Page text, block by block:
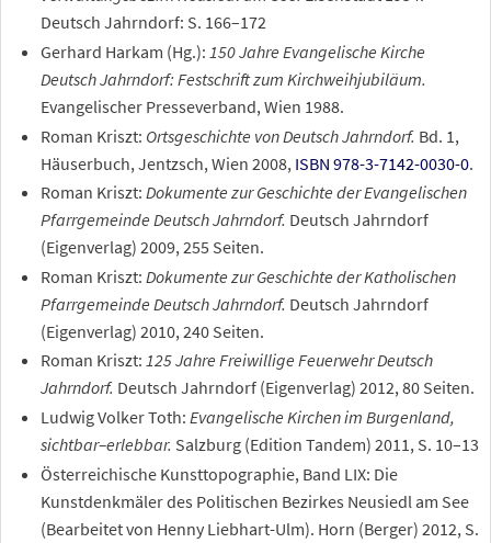
Deutsch Jahrndorf: S. 166–172
Gerhard Harkam (Hg.): 150 Jahre Evangelische Kirche
Deutsch Jahrndorf: Festschrift zum Kirchweihjubiläum.
Evangelischer Presseverband, Wien 1988.
Roman Kriszt: Ortsgeschichte von Deutsch Jahrndorf. Bd. 1,
Häuserbuch, Jentzsch, Wien 2008, ISBN 978-3-7142-0030-0.
Roman Kriszt: Dokumente zur Geschichte der Evangelischen
Pfarrgemeinde Deutsch Jahrndorf. Deutsch Jahrndorf
(Eigenverlag) 2009, 255 Seiten.
Roman Kriszt: Dokumente zur Geschichte der Katholischen
Pfarrgemeinde Deutsch Jahrndorf. Deutsch Jahrndorf
(Eigenverlag) 2010, 240 Seiten.
Roman Kriszt: 125 Jahre Freiwillige Feuerwehr Deutsch
Jahrndorf. Deutsch Jahrndorf (Eigenverlag) 2012, 80 Seiten.
Ludwig Volker Toth: Evangelische Kirchen im Burgenland,
sichtbar–erlebbar. Salzburg (Edition Tandem) 2011, S. 10–13
Österreichische Kunsttopographie, Band LIX: Die
Kunstdenkmäler des Politischen Bezirkes Neusiedl am See
(Bearbeitet von Henny Liebhart-Ulm). Horn (Berger) 2012, S.